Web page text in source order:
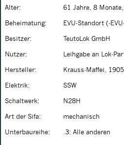
Alter: 61 Jahre, 8
Beheimatung: EVU-Standort (-
Besitzer: TeutoLok GmbH
Nutzer: Leihgabe an Lok-
Hersteller: Krauss-Maffei,
Elektrik: SSW
Schaltwerk: N28H
Art der Sifa: mechanisch
Unterbaureihe: .3: Alle anderen